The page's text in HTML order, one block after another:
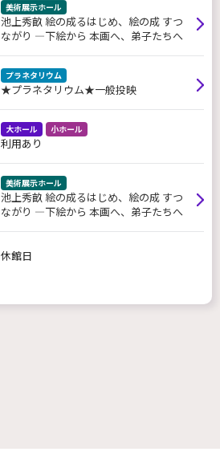
美術展示ホール
池上秀畝 絵の成るはじめ、絵の成 すつ
ながり ―下絵から 本画へ、弟子たちへ
プラネタリウム
★プラネタリウム★一般投映
大ホール 小ホール
利用あり
美術展示ホール
池上秀畝 絵の成るはじめ、絵の成 すつ
ながり ―下絵から 本画へ、弟子たちへ
休館日